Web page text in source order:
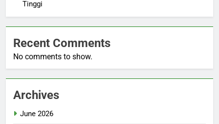
Tinggi
Recent Comments
No comments to show.
Archives
June 2026